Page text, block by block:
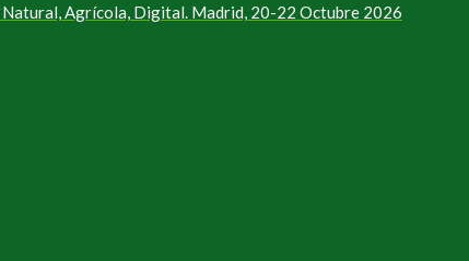
Natural, Agrícola, Digital. Madrid, 20-22 Octubre 2026